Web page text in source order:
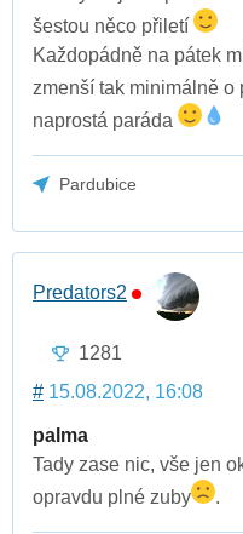
šestou něco přiletí
Každopádně na pátek
zmenší tak minimálně o
naprostá paráda
Pardubice
Predators2
1281
# 15.08.2022, 16:08
palma
Tady zase nic, vše jen
opravdu plné zuby
.